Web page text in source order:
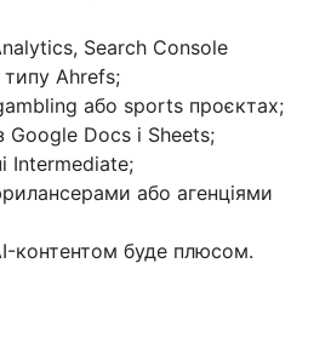
Search Console
Ahrefs;
або sports проєктах;
Google Docs і Sheets;
Intermediate;
або агенціями
контентом буде плюсом.